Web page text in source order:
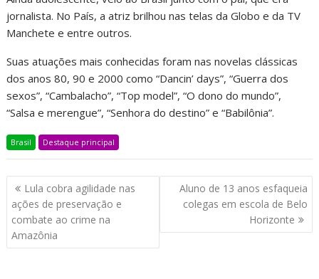
jornalista. No País, a atriz brilhou nas telas da Globo e da TV
Manchete e entre outros.
Suas atuações mais conhecidas foram nas novelas clássicas
dos anos 80, 90 e 2000 como “Dancin’ days”, “Guerra dos
sexos”, “Cambalacho”, “Top model”, “O dono do mundo”,
“Salsa e merengue”, “Senhora do destino” e “Babilônia”.
Brasil Destaque principal
Lula cobra agilidade nas
ações de preservação e
combate ao crime na
Amazônia
Aluno de 13 anos esfaqueia
colegas em escola de Belo
Horizonte